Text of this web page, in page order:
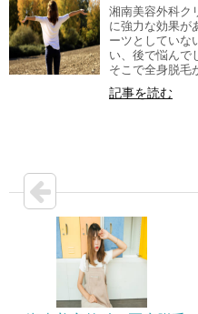
湘南美容外科ク
に強力な効果が
ーツとしていな
い、後で悩んで
そこで全身脱毛
記事を読む